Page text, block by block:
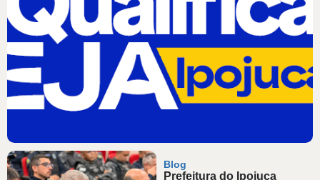
Blog
Prefeitura do Ipojuca